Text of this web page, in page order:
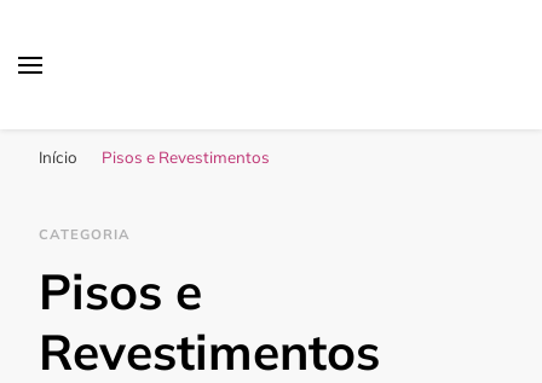
Início Pisos e Revestimentos
CATEGORIA
Pisos e
Revestimentos